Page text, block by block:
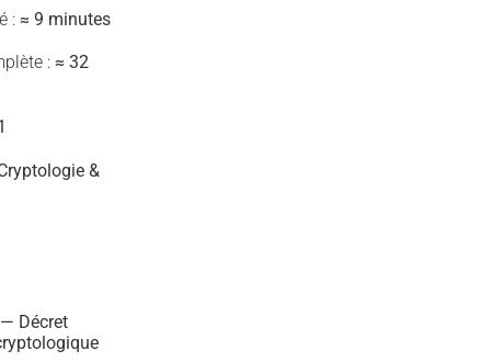
: ≈ 9 minutes
: ≈ 32
&
Décret